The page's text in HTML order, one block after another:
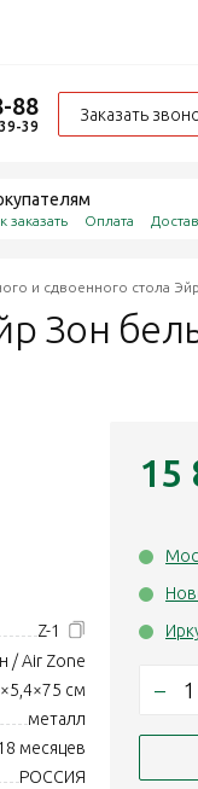
88
39
Заказать
заказать Оплата
и сдвоенного стола
Зон
Z-1
/ Air Zone
см
металл
месяцев
РОССИЯ
15
–